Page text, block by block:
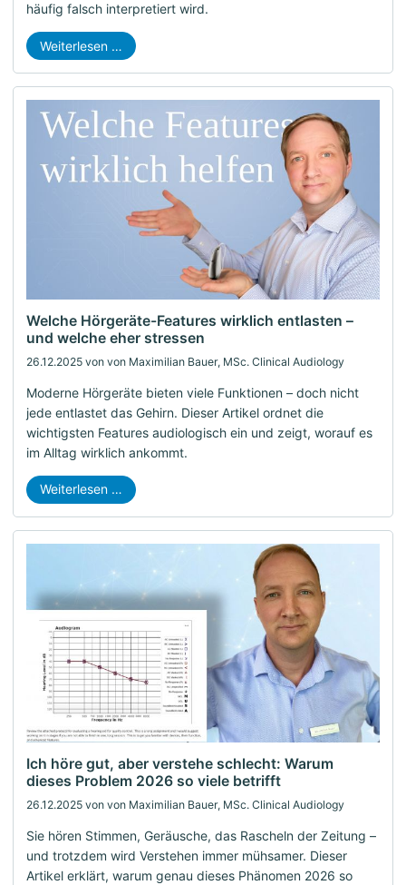
häufig falsch interpretiert wird.
Weiterlesen …
26.12.2025 von von Maximilian Bauer, MSc. Clinical Audiology
Welche Hörgeräte-Features wirklich entlasten –
und welche eher stressen
Moderne Hörgeräte bieten viele Funktionen – doch nicht
jede entlastet das Gehirn. Dieser Artikel ordnet die
wichtigsten Features audiologisch ein und zeigt, worauf es
im Alltag wirklich ankommt.
Weiterlesen …
26.12.2025 von von Maximilian Bauer, MSc. Clinical Audiology
Ich höre gut, aber verstehe schlecht: Warum
dieses Problem 2026 so viele betrifft
Sie hören Stimmen, Geräusche, das Rascheln der Zeitung –
und trotzdem wird Verstehen immer mühsamer. Dieser
Artikel erklärt, warum genau dieses Phänomen 2026 so